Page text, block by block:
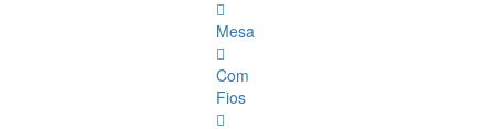
Mesa
Com
Fios